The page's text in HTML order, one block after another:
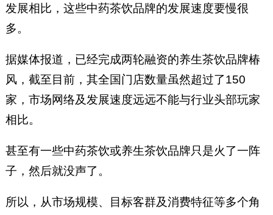
发展相比，这些中药茶饮品牌的发展速度要慢很
多。
据媒体报道，已经完成两轮融资的养生茶饮品牌椿
风，截至目前，其全国门店数量虽然超过了150
家，市场网络及发展速度远远不能与行业头部玩家
相比。
甚至有一些中药茶饮或养生茶饮品牌只是火了一阵
子，然后就没声了。
所以，从市场规模、目标客群及消费特征等多个角